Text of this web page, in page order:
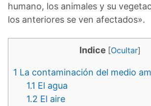
humano, los animales y su
los anteriores se ven afectados».
Indice [Ocultar]
1 La contaminación del medio
1.1 El agua
1.2 El aire